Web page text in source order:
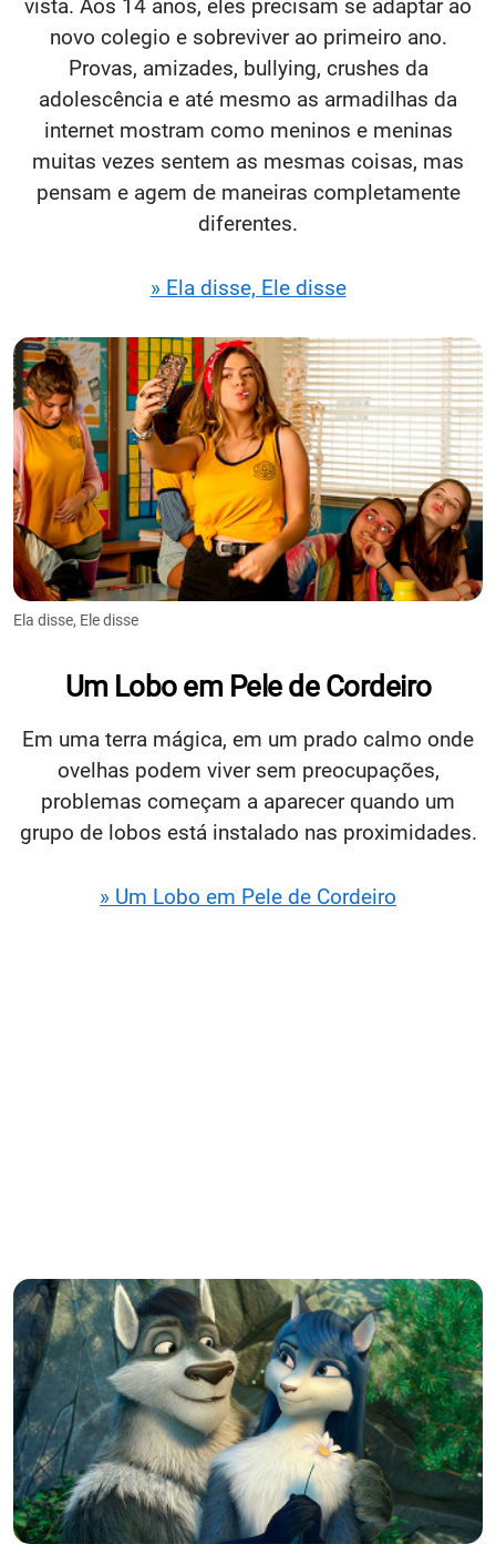
vista. Aos 14 anos, eles precisam se adaptar ao
novo colegio e sobreviver ao primeiro ano.
Provas, amizades, bullying, crushes da
adolescência e até mesmo as armadilhas da
internet mostram como meninos e meninas
muitas vezes sentem as mesmas coisas, mas
pensam e agem de maneiras completamente
diferentes.
» Ela disse, Ele disse
Ela disse, Ele disse
Um Lobo em Pele de Cordeiro
Em uma terra mágica, em um prado calmo onde
ovelhas podem viver sem preocupações,
problemas começam a aparecer quando um
grupo de lobos está instalado nas proximidades.
» Um Lobo em Pele de Cordeiro